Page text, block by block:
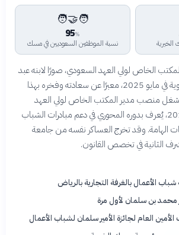
🧑‍🤝‍🧑
95%
نسبة الموظفين السعوديين في مسك
الخاص لولي العهد السعودي، صورًا لابنه عبد
العزيز متخرجًا من الثانوية في مايو 2025، معبرًا عن سعادته وفخره بهذا
يشغل منصب مدير المكتب الخاص لولي العهد
بمرتبة وزير منذ عام 2017، يُعرف بدوره المحوري في دعم مبادرات الشباب
الهامة. وقد تخرج العساكر نفسه من جامعة
الثانية في تخصص القانون.
الأعمال بالغرفة التجارية بالرياض
محمد بن سلمان لأول مرة
العام لجائزة الأمير سلمان لشباب الأعمال